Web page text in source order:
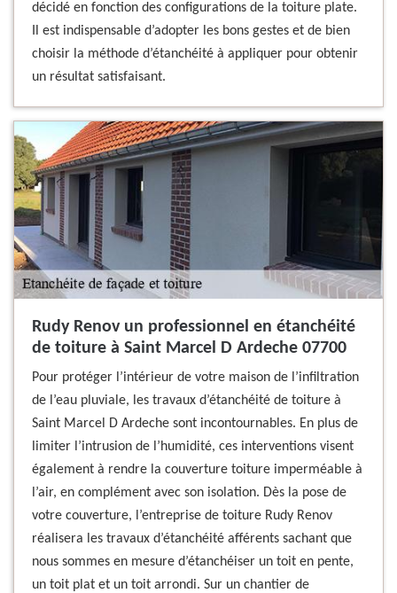
décidé en fonction des configurations de la toiture plate.
Il est indispensable d’adopter les bons gestes et de bien
choisir la méthode d’étanchéité à appliquer pour obtenir
un résultat satisfaisant.
Rudy Renov un professionnel en étanchéité
de toiture à Saint Marcel D Ardeche 07700
Pour protéger l’intérieur de votre maison de l’infiltration
de l’eau pluviale, les travaux d’étanchéité de toiture à
Saint Marcel D Ardeche sont incontournables. En plus de
limiter l’intrusion de l’humidité, ces interventions visent
également à rendre la couverture toiture imperméable à
l’air, en complément avec son isolation. Dès la pose de
votre couverture, l’entreprise de toiture Rudy Renov
réalisera les travaux d’étanchéité afférents sachant que
nous sommes en mesure d’étanchéiser un toit en pente,
un toit plat et un toit arrondi. Sur un chantier de